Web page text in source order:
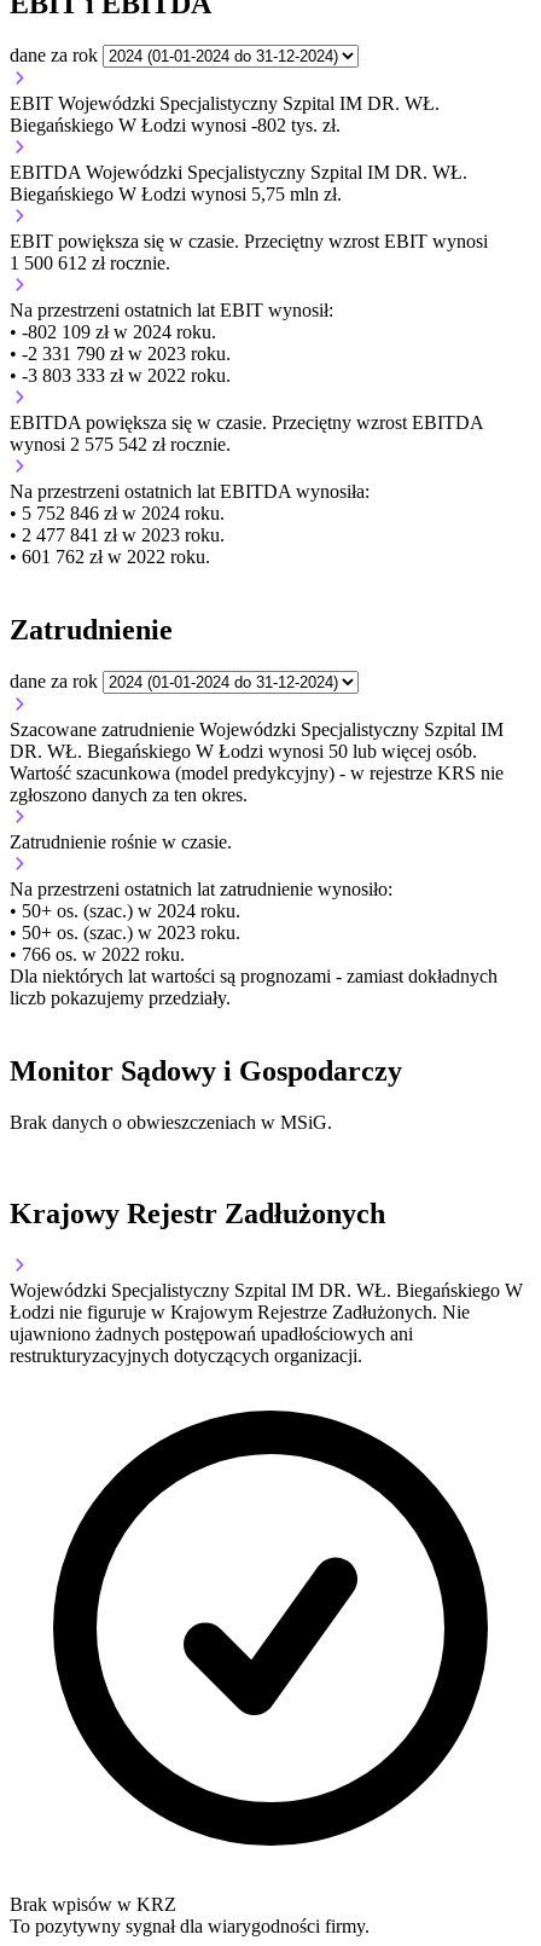
dane za rok
EBIT Wojewódzki Specjalistyczny Szpital IM DR. WŁ.
Biegańskiego W Łodzi wynosi -802 tys. zł.
EBITDA Wojewódzki Specjalistyczny Szpital IM DR. WŁ.
Biegańskiego W Łodzi wynosi 5,75 mln zł.
EBIT powiększa się w czasie. Przeciętny wzrost EBIT wynosi
1 500 612 zł rocznie.
Na przestrzeni ostatnich lat EBIT wynosił:
• -802 109 zł w 2024 roku.
• -2 331 790 zł w 2023 roku.
• -3 803 333 zł w 2022 roku.
EBITDA powiększa się w czasie. Przeciętny wzrost EBITDA
wynosi 2 575 542 zł rocznie.
Na przestrzeni ostatnich lat EBITDA wynosiła:
• 5 752 846 zł w 2024 roku.
• 2 477 841 zł w 2023 roku.
• 601 762 zł w 2022 roku.
Zatrudnienie
dane za rok
Szacowane zatrudnienie Wojewódzki Specjalistyczny Szpital IM
DR. WŁ. Biegańskiego W Łodzi wynosi 50 lub więcej osób.
Wartość szacunkowa (model predykcyjny) - w rejestrze KRS nie
zgłoszono danych za ten okres.
Zatrudnienie rośnie w czasie.
Na przestrzeni ostatnich lat zatrudnienie wynosiło:
• 50+ os. (szac.) w 2024 roku.
• 50+ os. (szac.) w 2023 roku.
• 766 os. w 2022 roku.
Dla niektórych lat wartości są prognozami - zamiast dokładnych
liczb pokazujemy przedziały.
Monitor Sądowy i Gospodarczy
Brak danych o obwieszczeniach w MSiG.
Krajowy Rejestr Zadłużonych
Wojewódzki Specjalistyczny Szpital IM DR. WŁ. Biegańskiego W
Łodzi nie figuruje w Krajowym Rejestrze Zadłużonych. Nie
ujawniono żadnych postępowań upadłościowych ani
restrukturyzacyjnych dotyczących organizacji.
Brak wpisów w KRZ
To pozytywny sygnał dla wiarygodności firmy.